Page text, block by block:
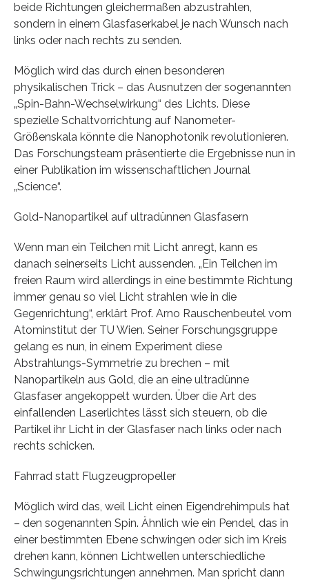
beide Richtungen gleichermaßen abzustrahlen,
sondern in einem Glasfaserkabel je nach Wunsch nach
links oder nach rechts zu senden.
Möglich wird das durch einen besonderen
physikalischen Trick – das Ausnutzen der sogenannten
„Spin-Bahn-Wechselwirkung“ des Lichts. Diese
spezielle Schaltvorrichtung auf Nanometer-
Größenskala könnte die Nanophotonik revolutionieren.
Das Forschungsteam präsentierte die Ergebnisse nun in
einer Publikation im wissenschaftlichen Journal
„Science“.
Gold-Nanopartikel auf ultradünnen Glasfasern
Wenn man ein Teilchen mit Licht anregt, kann es
danach seinerseits Licht aussenden. „Ein Teilchen im
freien Raum wird allerdings in eine bestimmte Richtung
immer genau so viel Licht strahlen wie in die
Gegenrichtung“, erklärt Prof. Arno Rauschenbeutel vom
Atominstitut der TU Wien. Seiner Forschungsgruppe
gelang es nun, in einem Experiment diese
Abstrahlungs-Symmetrie zu brechen – mit
Nanopartikeln aus Gold, die an eine ultradünne
Glasfaser angekoppelt wurden. Über die Art des
einfallenden Laserlichtes lässt sich steuern, ob die
Partikel ihr Licht in der Glasfaser nach links oder nach
rechts schicken.
Fahrrad statt Flugzeugpropeller
Möglich wird das, weil Licht einen Eigendrehimpuls hat
– den sogenannten Spin. Ähnlich wie ein Pendel, das in
einer bestimmten Ebene schwingen oder sich im Kreis
drehen kann, können Lichtwellen unterschiedliche
Schwingungsrichtungen annehmen. Man spricht dann